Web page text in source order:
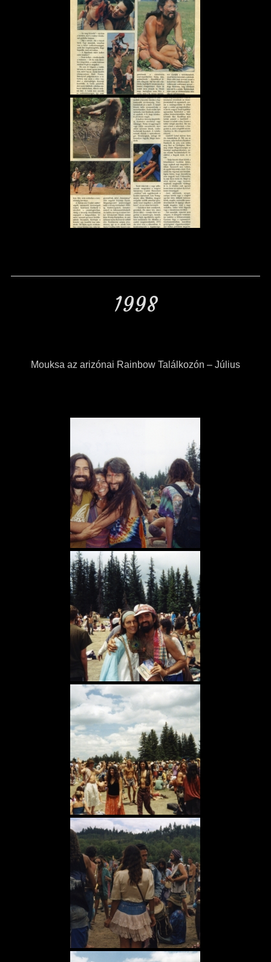
1998
Mouksa az arizónai Rainbow Találkozón – Július